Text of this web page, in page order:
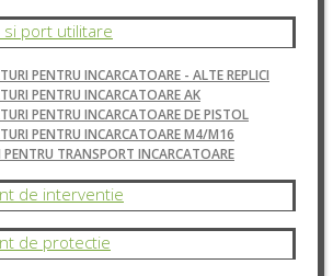
si port utilitare
PENTRU INCARCATOARE - ALTE REPLICI
PENTRU INCARCATOARE AK
PENTRU INCARCATOARE DE PISTOL
PENTRU INCARCATOARE M4/M16
PENTRU TRANSPORT INCARCATOARE
de interventie
de protectie